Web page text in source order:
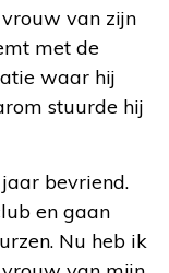
van zijn
met de
waar hij
stuurde hij
bevriend.
en gaan
Nu heb ik